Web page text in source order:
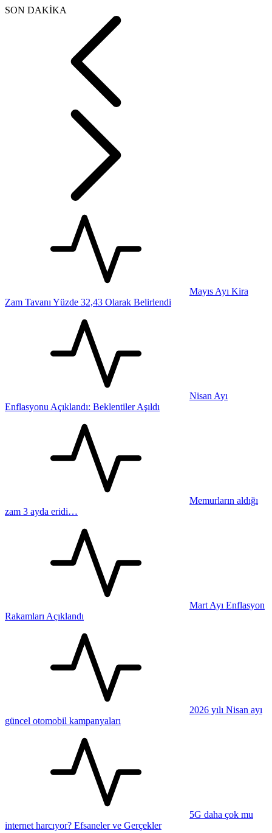
SON DAKİKA
Mayıs Ayı Kira
Zam Tavanı Yüzde 32,43 Olarak Belirlendi
Nisan Ayı
Enflasyonu Açıklandı: Beklentiler Aşıldı
Memurların aldığı
zam 3 ayda eridi…
Mart Ayı Enflasyon
Rakamları Açıklandı
2026 yılı Nisan ayı
güncel otomobil kampanyaları
5G daha çok mu
internet harcıyor? Efsaneler ve Gerçekler